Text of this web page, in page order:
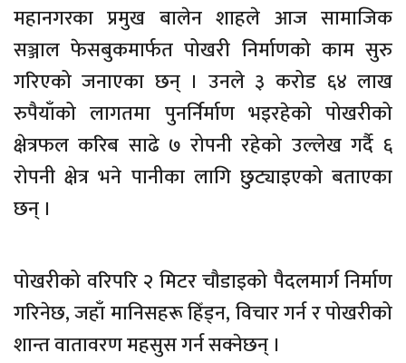
महानगरका प्रमुख बालेन शाहले आज सामाजिक
सञ्जाल फेसबुकमार्फत पोखरी निर्माणको काम सुरु
गरिएको जनाएका छन् । उनले ३ करोड ६४ लाख
रुपैयाँको लागतमा पुनर्निर्माण भइरहेको पोखरीको
क्षेत्रफल करिब साढे ७ रोपनी रहेको उल्लेख गर्दै ६
रोपनी क्षेत्र भने पानीका लागि छुट्याइएको बताएका
छन् ।
पोखरीको वरिपरि २ मिटर चौडाइको पैदलमार्ग निर्माण
गरिनेछ, जहाँ मानिसहरू हिँड्न, विचार गर्न र पोखरीको
शान्त वातावरण महसुस गर्न सक्नेछन् ।